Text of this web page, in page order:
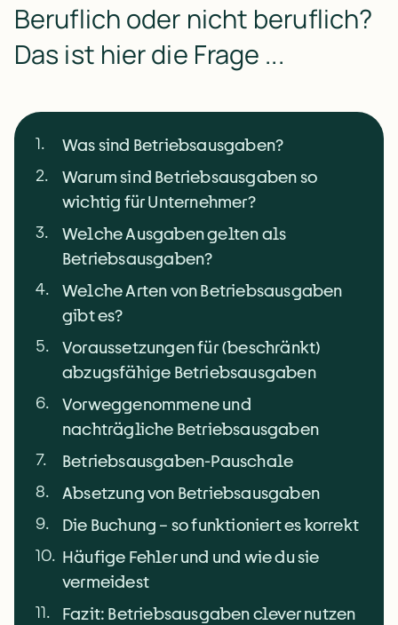
Beruflich oder nicht beruflich?
Das ist hier die Frage ...
1.
Was sind Betriebsausgaben?
2.
Warum sind Betriebsausgaben so
wichtig für Unternehmer?
3.
Welche Ausgaben gelten als
Betriebsausgaben?
4.
Welche Arten von Betriebsausgaben
gibt es?
5.
Voraussetzungen für (beschränkt)
abzugsfähige Betriebsausgaben
6.
Vorweggenommene und
nachträgliche Betriebsausgaben
7.
Betriebsausgaben-Pauschale
8.
Absetzung von Betriebsausgaben
9.
Die Buchung – so funktioniert es korrekt
10. Häufige Fehler und und wie du sie
vermeidest
11.
Fazit: Betriebsausgaben clever nutzen